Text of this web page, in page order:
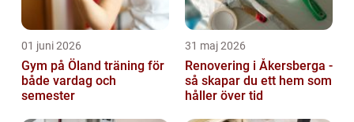
01 juni 2026
Gym på Öland träning för
både vardag och
semester
31 maj 2026
Renovering i Åkersberga -
så skapar du ett hem som
håller över tid